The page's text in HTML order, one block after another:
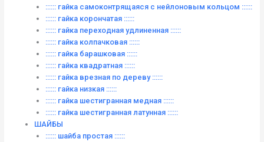
:::::: гайка самоконтрящаяся с нейлоновым кольцом ::::::
:::::: гайка корончатая ::::::
:::::: гайка переходная удлиненная ::::::
:::::: гайка колпачковая ::::::
:::::: гайка барашковая ::::::
:::::: гайка квадратная ::::::
:::::: гайка врезная по дереву ::::::
:::::: гайка низкая ::::::
:::::: гайка шестигранная медная ::::::
:::::: гайка шестигранная латунная ::::::
ШАЙБЫ
:::::: шайба простая ::::::